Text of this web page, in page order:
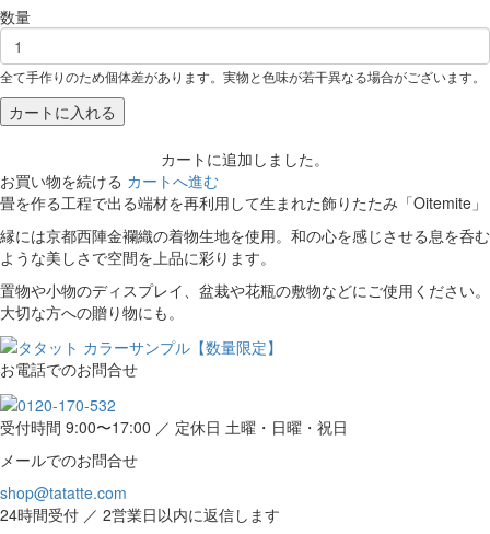
数量
全て手作りのため個体差があります。実物と色味が若干異なる場合がございます。
カートに入れる
カートに追加しました。
お買い物を続ける カートへ進む
畳を作る工程で出る端材を再利用して生まれた飾りたたみ「Oitemite」
縁には京都西陣金襴織の着物生地を使用。和の心を感じさせる息を呑む
ような美しさで空間を上品に彩ります。
置物や小物のディスプレイ、盆栽や花瓶の敷物などにご使用ください。
大切な方への贈り物にも。
お電話でのお問合せ
受付時間 9:00〜17:00 ／ 定休日 土曜・日曜・祝日
メールでのお問合せ
shop@tatatte.com
24時間受付 ／ 2営業日以内に返信します